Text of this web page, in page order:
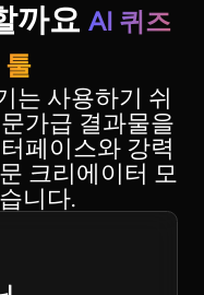
까요 AI 퀴즈
툴
는 사용하기 쉬
가급 결과물을
페이스와 강력
크리에이터 모
니다.